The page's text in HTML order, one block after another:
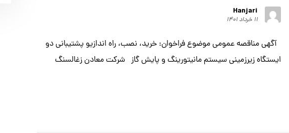
Hanjari
۱۱ خرداد ۱۴۰۱
آگهي مناقصه عمومی موضوع فراخوان: خريد، نصب، راه اندازيو پشتیبانی دو
ايستگاه زيرزميني سيستم مانيتورينگ و پايش گاز شركت معادن زغالسنگ